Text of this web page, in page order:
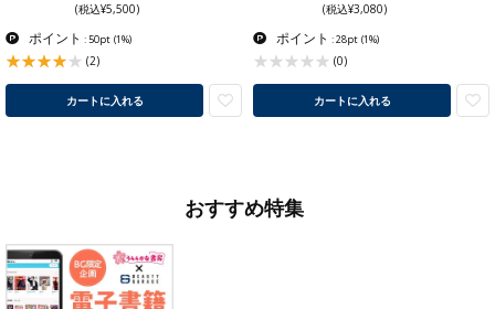
(税込¥5,500)
ポイント : 50pt (1%)
(2)
カートに入れる
(税込¥3,080)
ポイント : 28pt (1%)
(0)
カートに入れる
おすすめ特集